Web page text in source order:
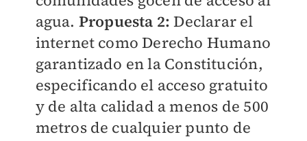
agua. Propuesta 2: Declarar el
internet como Derecho Humano
garantizado en la Constitución,
especificando el acceso gratuito
y de alta calidad a menos de 500
metros de cualquier punto de